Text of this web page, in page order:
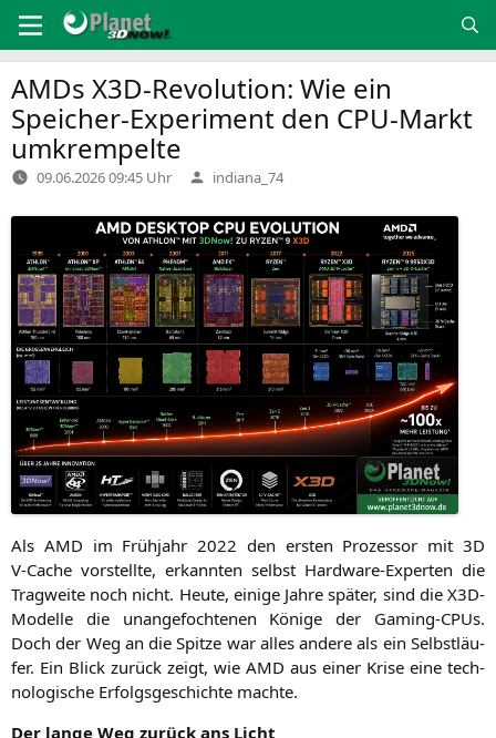
Inhalt
springen
AMDs X3D-Revolution: Wie ein
Speicher-Experiment den CPU-Markt
umkrempelte
09.06.2026 09:45 Uhr Verfasst
von
indiana_74
Als AMD im Früh­jahr 2022 den ers­ten Pro­zes­sor mit3D
V‑Cache vor­stell­te, erkann­ten selbst Hard­ware-Exper­ten die
Trag­wei­te noch nicht. Heu­te, eini­ge Jah­re spä­ter, sind die X3D-
Model­le die unan­ge­foch­te­nen Köni­ge der Gam­ing-CPUs.
Doch der Weg an die Spit­ze war alles ande­re als ein Selbst­läu­
fer. Ein Blick zurück zeigt, wie AMD aus einer Kri­se eine tech­
no­lo­gi­sche Erfolgs­ge­schich­te machte.
Der lan­ge Weg zurück ans Licht